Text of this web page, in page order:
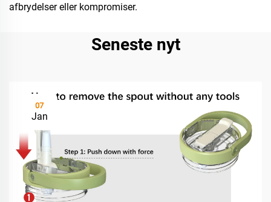
afbrydelser eller kompromiser.
Seneste nyt
07
Jan